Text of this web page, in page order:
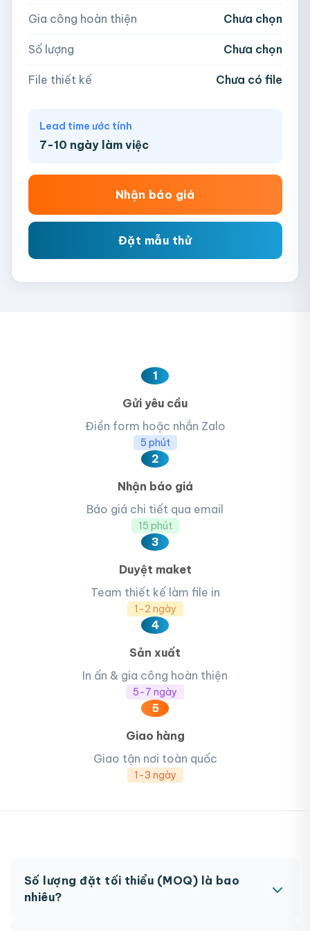
AI, PDF, EPS, PSD, PNG, JPG (tối đa 50MB)
Gia công hoàn thiện Chưa chọn
Số lượng Chưa chọn
File thiết kế Chưa có file
Lead time ước tính
7-10 ngày làm việc
Nhận báo giá
Đặt mẫu thử
1
Gửi yêu cầu
Điền form hoặc nhắn Zalo
5 phút
2
Nhận báo giá
Báo giá chi tiết qua email
15 phút
3
Duyệt maket
Team thiết kế làm file in
1-2 ngày
4
Sản xuất
In ấn & gia công hoàn thiện
5-7 ngày
5
Giao hàng
Giao tận nơi toàn quốc
1-3 ngày
Số lượng đặt tối thiểu (MOQ) là bao
nhiêu?